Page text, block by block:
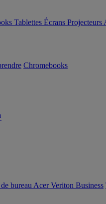
Tablettes Écrans Projecteurs
Chromebooks
bureau Acer Veriton Business